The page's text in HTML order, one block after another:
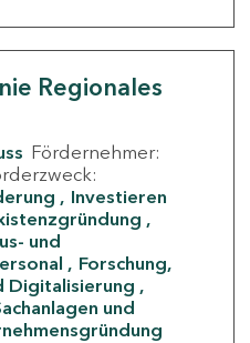
Regionales
Fördernehmer:
Investieren
und
Forschung,
Digitalisierung
und